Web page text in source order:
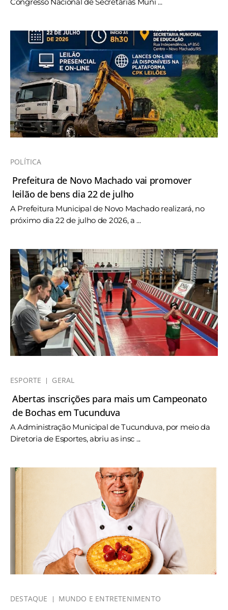
POLÍTICA
Prefeitura de Novo Machado vai promover
leilão de bens dia 22 de julho
A Prefeitura Municipal de Novo Machado realizará, no
próximo dia 22 de julho de 2026, a ...
ESPORTE GERAL
Abertas inscrições para mais um Campeonato
de Bochas em Tucunduva
A Administração Municipal de Tucunduva, por meio da
Diretoria de Esportes, abriu as insc ...
DESTAQUE MUNDO E ENTRETENIMENTO